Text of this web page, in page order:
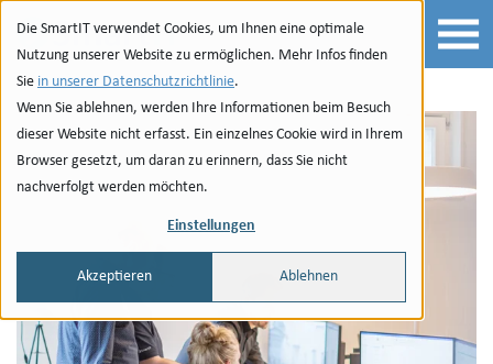
Die SmartIT verwendet Cookies, um Ihnen eine optimale
Nutzung unserer Website zu ermöglichen. Mehr Infos finden
Sie in unserer Datenschutzrichtlinie.
Wenn Sie ablehnen, werden Ihre Informationen beim Besuch
dieser Website nicht erfasst. Ein einzelnes Cookie wird in Ihrem
Browser gesetzt, um daran zu erinnern, dass Sie nicht
nachverfolgt werden möchten.
Einstellungen
Akzeptieren Ablehnen
zum Inhalt springen